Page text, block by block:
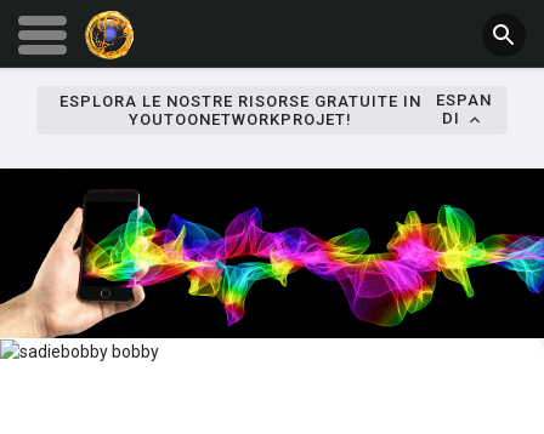
ESPLORA LE NOSTRE RISORSE GRATUITE IN
YOUTOONETWORKPROJET!
ESPAN
DI